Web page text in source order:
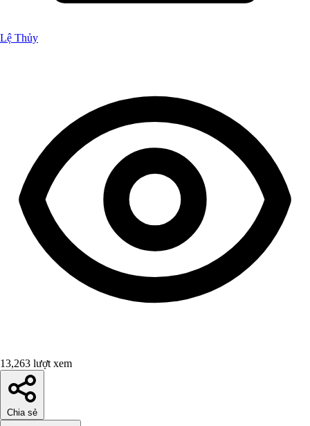
Lệ Thủy
13,263 lượt xem
Chia sẻ